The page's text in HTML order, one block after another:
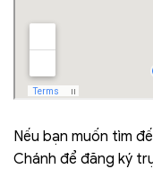
Nếu bạn muốn tìm
Chánh để đăng ký